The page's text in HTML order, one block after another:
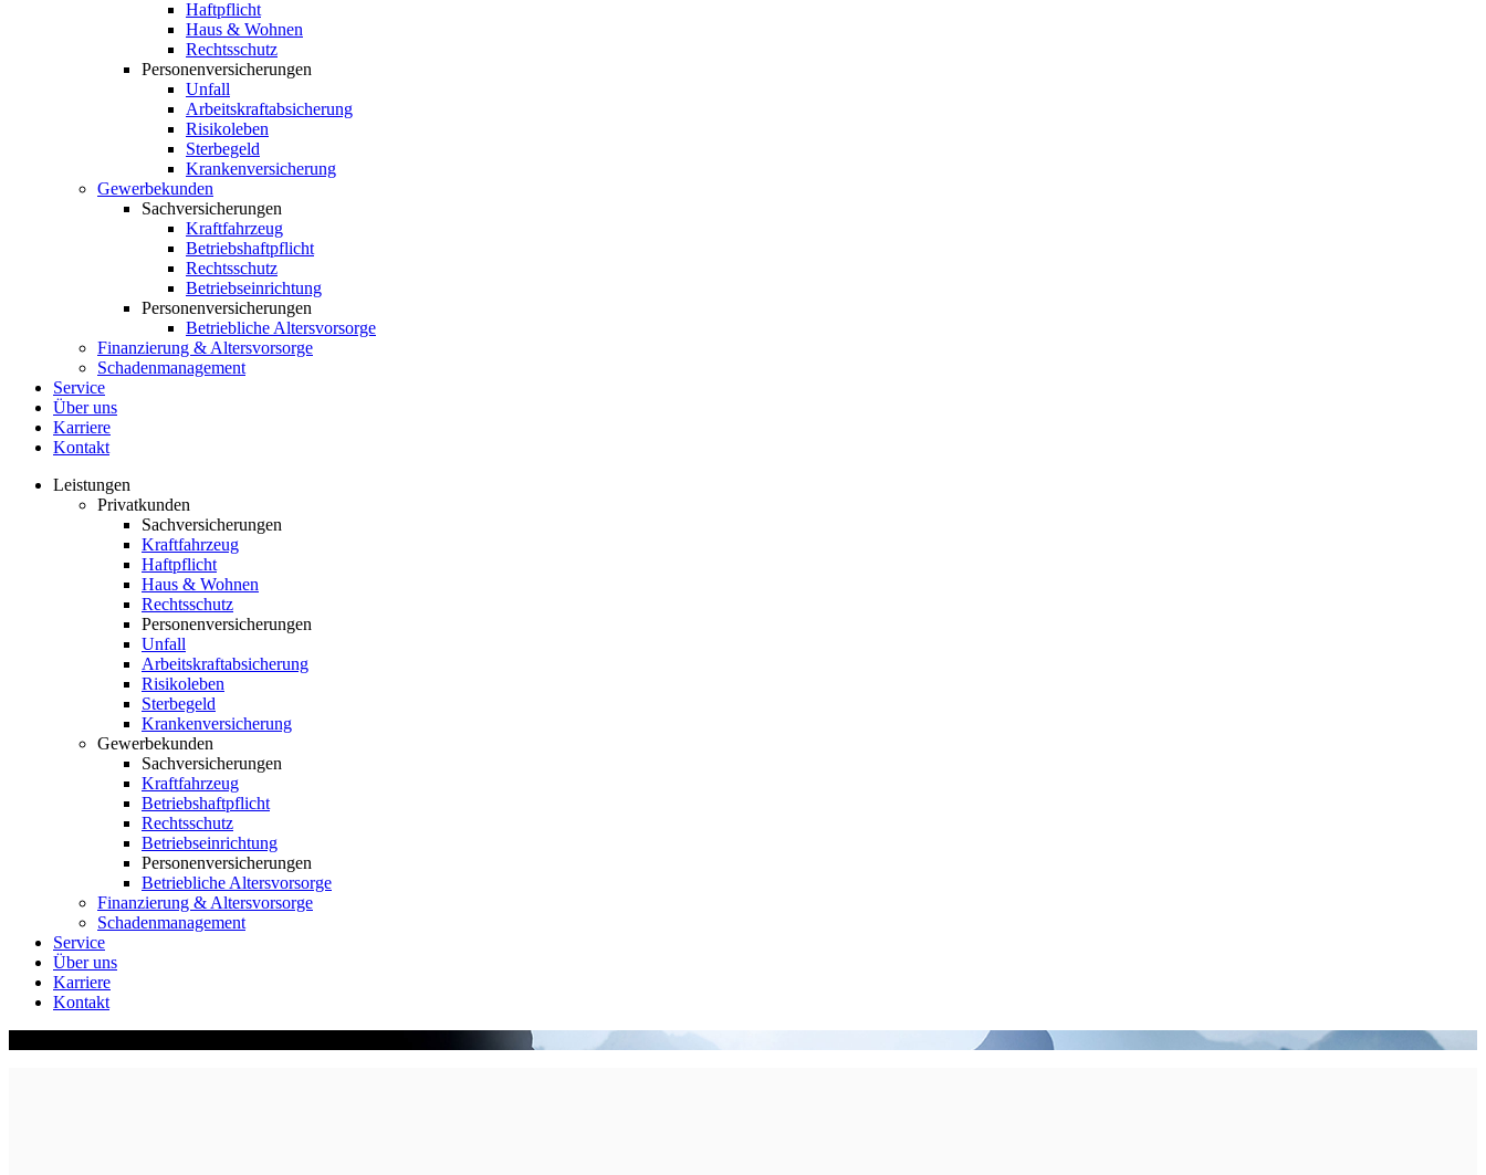
Haftpflicht
Haus & Wohnen
Rechtsschutz
Personenversicherungen
Unfall
Arbeitskraftabsicherung
Risikoleben
Sterbegeld
Krankenversicherung
Gewerbekunden
Sachversicherungen
Kraftfahrzeug
Betriebshaftpflicht
Rechtsschutz
Betriebseinrichtung
Personenversicherungen
Betriebliche Altersvorsorge
Finanzierung & Altersvorsorge
Schadenmanagement
Service
Über uns
Karriere
Kontakt
Leistungen
Privatkunden
Sachversicherungen
Kraftfahrzeug
Haftpflicht
Haus & Wohnen
Rechtsschutz
Personenversicherungen
Unfall
Arbeitskraftabsicherung
Risikoleben
Sterbegeld
Krankenversicherung
Gewerbekunden
Sachversicherungen
Kraftfahrzeug
Betriebshaftpflicht
Rechtsschutz
Betriebseinrichtung
Personenversicherungen
Betriebliche Altersvorsorge
Finanzierung & Altersvorsorge
Schadenmanagement
Service
Über uns
Karriere
Kontakt